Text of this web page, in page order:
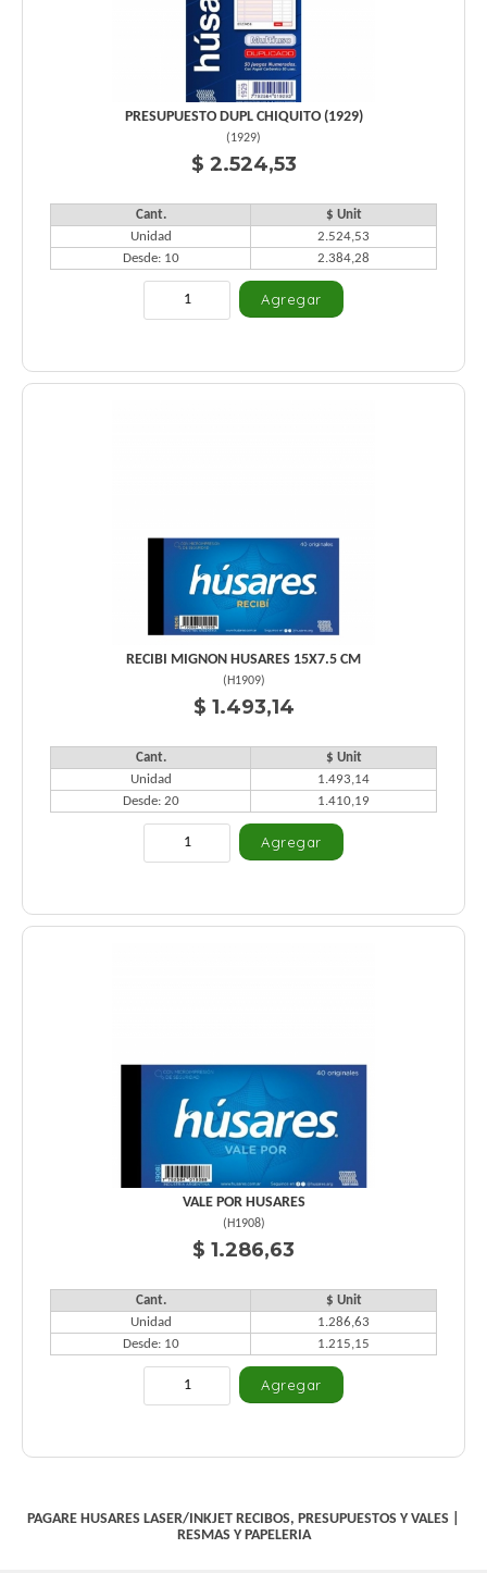
PRESUPUESTO DUPL CHIQUITO (1929)
(1929)
$ 2.524,53
Cant.
$ Unit
Unidad
2.524,53
Desde: 10
2.384,28
RECIBI MIGNON HUSARES 15X7.5 CM
( H1909)
$ 1.493,14
Cant.
$ Unit
Unidad
1.493,14
Desde: 20
1.410,19
VALE POR HUSARES
( H1908)
$ 1.286,63
Cant.
$ Unit
Unidad
1.286,63
Desde: 10
1.215,15
PAGARE HUSARES LASER/INKJET RECIBOS, PRESUPUESTOS Y VALES
RESMAS Y PAPELERIA